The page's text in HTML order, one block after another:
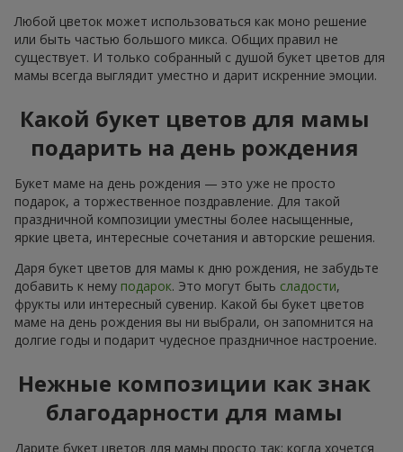
Любой цветок может использоваться как моно решение
или быть частью большого микса. Общих правил не
существует. И только собранный с душой букет цветов для
мамы всегда выглядит уместно и дарит искренние эмоции.
Какой букет цветов для мамы
подарить на день рождения
Букет маме на день рождения — это уже не просто
подарок, а торжественное поздравление. Для такой
праздничной композиции уместны более насыщенные,
яркие цвета, интересные сочетания и авторские решения.
Даря букет цветов для мамы к дню рождения, не забудьте
добавить к нему подарок. Это могут быть сладости,
фрукты или интересный сувенир. Какой бы букет цветов
маме на день рождения вы ни выбрали, он запомнится на
долгие годы и подарит чудесное праздничное настроение.
Нежные композиции как знак
благодарности для мамы
Дарите букет цветов для мамы просто так: когда хочется